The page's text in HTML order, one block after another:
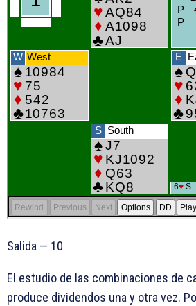
Salida — 10
El estudio de las combinaciones de
produce dividendos una y otra vez.